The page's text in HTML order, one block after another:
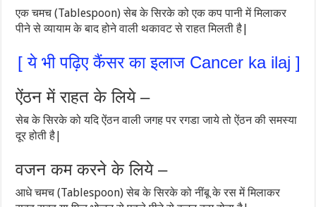
एक चमच (Tablespoon) सेब के सिरके को एक कप पानी में मिलाकर
पीने से व्यायाम के बाद होने वाली थकावट से राहत मिलती है|
[ ये भी पढ़िए कैंसर का इलाज Cancer ka ilaj ]
ऐंठन में राहत के लिये –
सेब के सिरके को यदि ऐंठन वाली जगह पर रगडा जाये तो ऐंठन की समस्या
दूर होती है|
वजन कम करने के लिये –
आधे चमच (Tablespoon) सेब के सिरके को नींबू के रस में मिलाकर